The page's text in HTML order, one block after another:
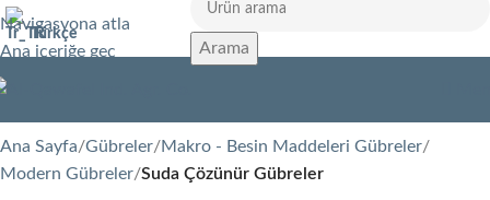
Navigasyona atla
Ana içeriğe geç
Türkçe
Arama
Ana Sayfa Gübreler Makro - Besin Maddeleri Gübreler
Modern Gübreler Suda Çözünür Gübreler